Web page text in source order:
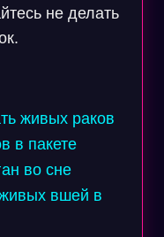
не делать
живых раков
в пакете
во сне
вшей в